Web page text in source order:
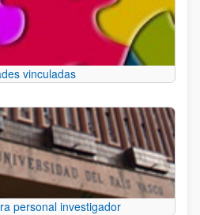
vinculadas
personal investigador